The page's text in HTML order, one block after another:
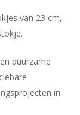
van 23 cm,
duurzame
in